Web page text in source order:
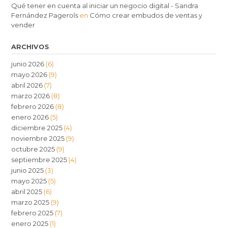
Qué tener en cuenta al iniciar un negocio digital - Sandra
Fernández Pagerols en Cómo crear embudos de ventas y
vender
ARCHIVOS
junio 2026 (6)
mayo 2026 (9)
abril 2026 (7)
marzo 2026 (8)
febrero 2026 (8)
enero 2026 (5)
diciembre 2025 (4)
noviembre 2025 (9)
octubre 2025 (9)
septiembre 2025 (4)
junio 2025 (3)
mayo 2025 (5)
abril 2025 (6)
marzo 2025 (9)
febrero 2025 (7)
enero 2025 (1)